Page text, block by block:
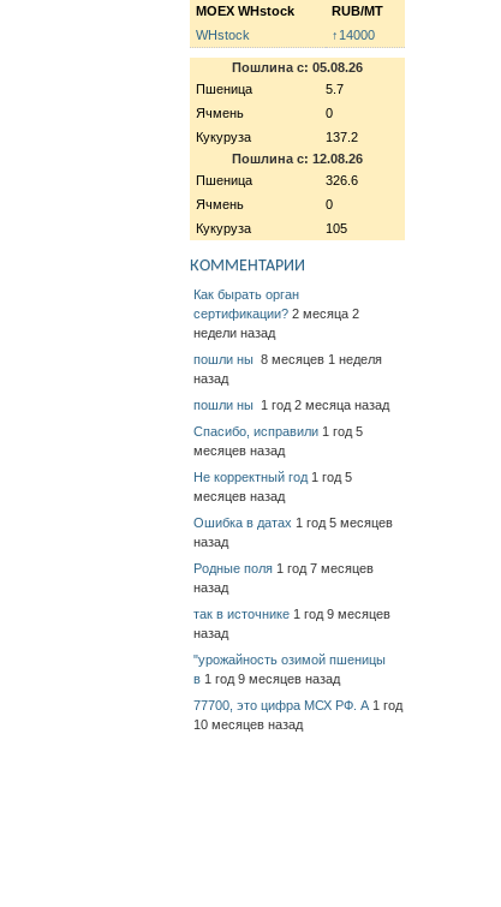
MOEX WHstock
RUB/MT
WHstock
↑14000
Пошлина с: 05.08.26
Пшеница
5.7
Ячмень
0
Кукуруза
137.2
Пошлина с: 12.08.26
Пшеница
326.6
Ячмень
0
Кукуруза
105
КОММЕНТАРИИ
Как бырать орган
сертификации? 2 месяца 2
недели назад
пошли ны 8 месяцев 1 неделя
назад
пошли ны 1 год 2 месяца назад
Спасибо, исправили 1 год 5
месяцев назад
Не корректный год 1 год 5
месяцев назад
Ошибка в датах 1 год 5 месяцев
назад
Родные поля 1 год 7 месяцев
назад
так в источнике 1 год 9 месяцев
назад
"урожайность озимой пшеницы
в 1 год 9 месяцев назад
77700, это цифра МСХ РФ. А 1 год
10 месяцев назад